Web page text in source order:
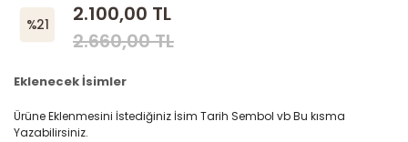
%21
2.100,00 TL
2.660,00 TL
Eklenecek İsimler
Ürüne Eklenmesini İstediğiniz İsim Tarih Sembol vb Bu kısma
Yazabilirsiniz.